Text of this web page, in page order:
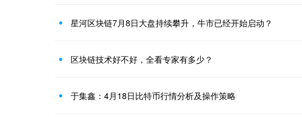
星河区块链7月8日大盘持续攀升，牛市已经开始启动？
区块链技术好不好，全看专家有多少？
于集鑫：4月18日比特币行情分析及操作策略